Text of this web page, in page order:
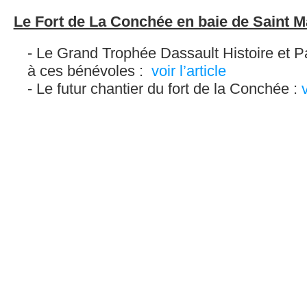
Le Fort de La Conchée en baie de Saint
Le Grand Trophée Dassault Histoire et
à ces bénévoles : voir l’article
Le futur chantier du fort de la Conchée :